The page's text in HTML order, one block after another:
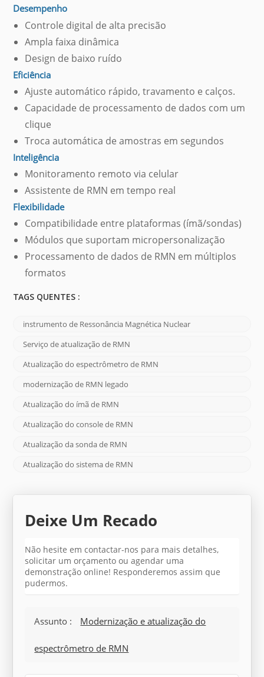
Desempenho
Controle digital de alta precisão
Ampla faixa dinâmica
Design de baixo ruído
Eficiência
Ajuste automático rápido, travamento e calços.
Capacidade de processamento de dados com um
clique
Troca automática de amostras em segundos
Inteligência
Monitoramento remoto via celular
Assistente de RMN em tempo real
Flexibilidade
Compatibilidade entre plataformas (ímã/sondas)
Módulos que suportam micropersonalização
Processamento de dados de RMN em múltiplos
formatos
TAGS QUENTES :
instrumento de Ressonância Magnética Nuclear
Serviço de atualização de RMN
Atualização do espectrômetro de RMN
modernização de RMN legado
Atualização do ímã de RMN
Atualização do console de RMN
Atualização da sonda de RMN
Atualização do sistema de RMN
Deixe Um Recado
Não hesite em contactar-nos para mais detalhes,
solicitar um orçamento ou agendar uma
demonstração online! Responderemos assim que
pudermos.
Assunto : Modernização e atualização do
espectrômetro de RMN